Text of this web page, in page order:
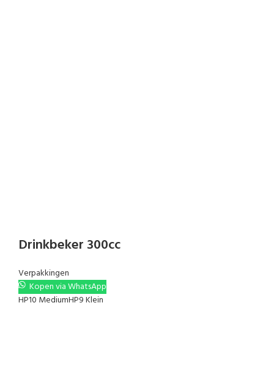
Drinkbeker 300cc
Verpakkingen
Kopen via WhatsApp
HP10 MediumHP9 Klein